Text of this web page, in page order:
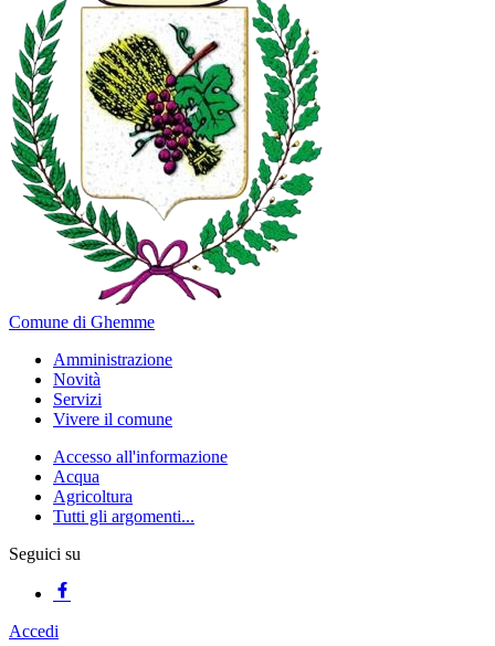
Comune di Ghemme
Amministrazione
Novità
Servizi
Vivere il comune
Accesso all'informazione
Acqua
Agricoltura
Tutti gli argomenti...
Seguici su
Accedi